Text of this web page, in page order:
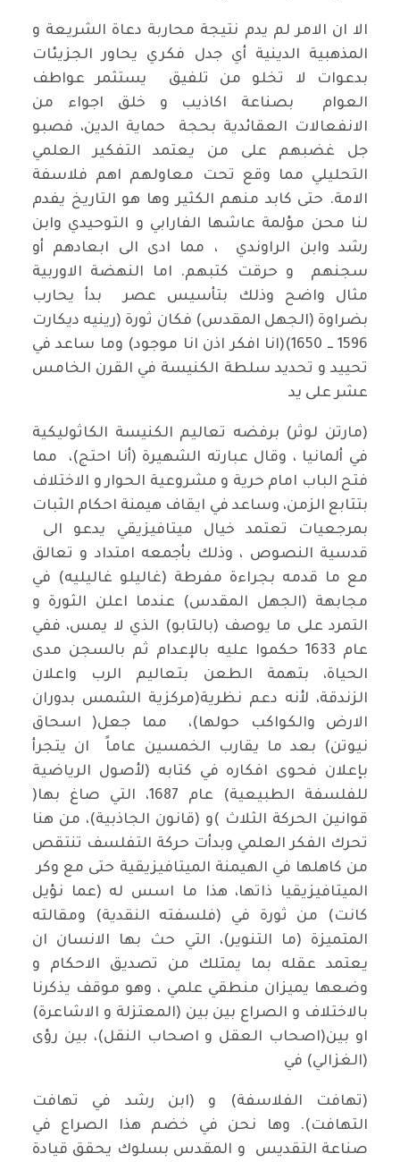
الا ان الامر لم يدم نتيجة محاربة دعاة الشريعة و
المذهبية الدينية أي جدل فكري يحاور الجزيئات
بدعوات لا تخلو من تلفيق يستثمر عواطف
العوام بصناعة اكاذيب و خلق اجواء من
الانفعالات العقائدية بحجة حماية الدين، فصبو
جل غضبهم على من يعتمد التفكير العلمي
التحليلي مما وقع تحت معاولهم اهم فلاسفة
الامة. حتى كابد منهم الكثير وها هو التاريخ يفدم
لنا محن مؤلمة عاشها الفارابي و التوحيدي وابن
رشد وابن الراوندي ، مما ادى الى ابعادهم أو
سجنهم و حرقت كتبهم. اما النهضة الاوربية
مثال واضح وذلك بتأسيس عصر بدأ يحارب
بضراوة (الجهل المقدس) فكان ثورة (رينيه ديكارت
1596 ــ 1650)(انا افكر اذن انا موجود) وما ساعد في
تحييد و تحديد سلطة الكنيسة في القرن الخامس
عشر على يد
(مارتن لوثر) برفضه تعاليم الكنيسة الكاثوليكية
في ألمانيا ، وقال عبارته الشهيرة (أنا احتج)، مما
فتح الباب امام حرية و مشروعية الحوار و الاختلاف
بتتابع الزمن، وساعد في ايقاف هيمنة احكام الثبات
بمرجعيات تعتمد خيال ميتافيزيقي يدعو الى
قدسية النصوص ، وذلك بأجمعه امتداد و تعالق
مع ما قدمه بجراءة مفرطة (غاليلو غاليليه) في
مجابهة (الجهل المقدس) عندما اعلن الثورة و
التمرد على ما يوصف (بالتابو) الذي لا يمس، ففي
عام 1633 حكموا عليه بالإعدام ثم بالسجن مدى
الحياة، بتهمة الطعن بتعاليم الرب واعلان
الزندقة، لأنه دعم نظرية(مركزية الشمس بدوران
الارض والكواكب حولها)، مما جعل( اسحاق
نيوتن) بعد ما يقارب الخمسين عاماً ان يتجرأ
بإعلان فحوى افكاره في كتابه (لأصول الرياضية
للفلسفة الطبيعية) عام 1687، التي صاغ بها(
قوانين الحركة الثلاث )و (قانون الجاذبية)، من هنا
تحرك الفكر العلمي وبدأت حركة التفلسف تنتقص
من كاهلها في الهيمنة الميتافيزيقية حتى مع وكر
الميتافيزيقيا ذاتها، هذا ما اسس له (عما نؤيل
كانت) من ثورة في (فلسفته النقدية) ومقالته
المتميزة (ما التنوير)، التي حث بها الانسان ان
يعتمد عقله بما يمتلك من تصديق الاحكام و
وضعها يميزان منطقي علمي ، وهو موقف يذكرنا
بالاختلاف و الصراع بين بين (المعتزلة و الاشاعرة)
او بين(اصحاب العقل و اصحاب النقل)، بين رؤى
(الغزالي) في
(تهافت الفلاسفة) و (ابن رشد في تهافت
التهافت). وها نحن في خضم هذا الصراع في
صناعة التقديس و المقدس بسلوك يحقق قيادة